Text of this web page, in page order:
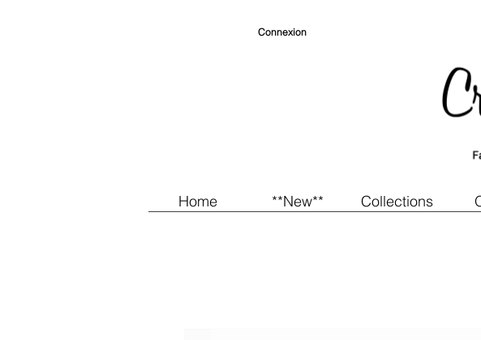
Home **New** Collections
Connexion